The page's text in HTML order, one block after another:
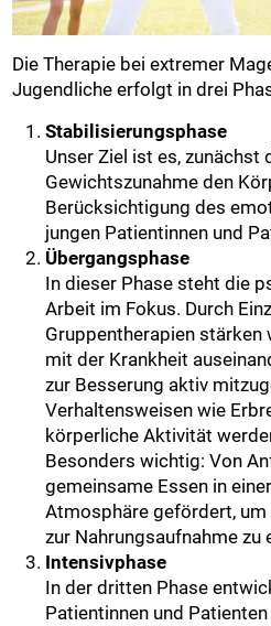
Die Therapie bei extremer
Jugendliche erfolgt in drei
Stabilisierungsphase
Unser Ziel ist es, zunächst
Gewichtszunahme den
Berücksichtigung des
jungen Patientinnen und
Übergangsphase
In dieser Phase steht die
Arbeit im Fokus. Durch
Gruppentherapien
mit der Krankheit
zur Besserung aktiv
Verhaltensweisen wie
körperliche Aktivität
Besonders wichtig: Von
gemeinsame Essen in
Atmosphäre gefördert,
zur Nahrungsaufnahme zu
Intensivphase
In der dritten Phase
Patientinnen und